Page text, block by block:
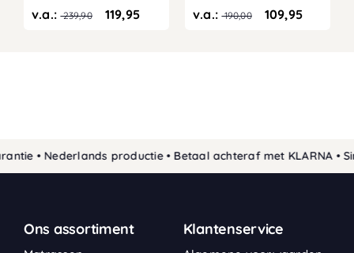
v.a.:239,90 119,95 v.a.:190,00 109,95
• Nederlands productie • Betaal achteraf met KLARNA •
Ons assortiment Klantenservice